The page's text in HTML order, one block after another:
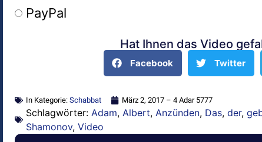
PayPal
Hat Ihnen das Video
Facebook Twitter
In Kategorie: Schabbat März 2, 2017 – 4 Adar 5777
Schlagwörter: Adam, Albert, Anzünden, Das, der,
Shamonov, Video